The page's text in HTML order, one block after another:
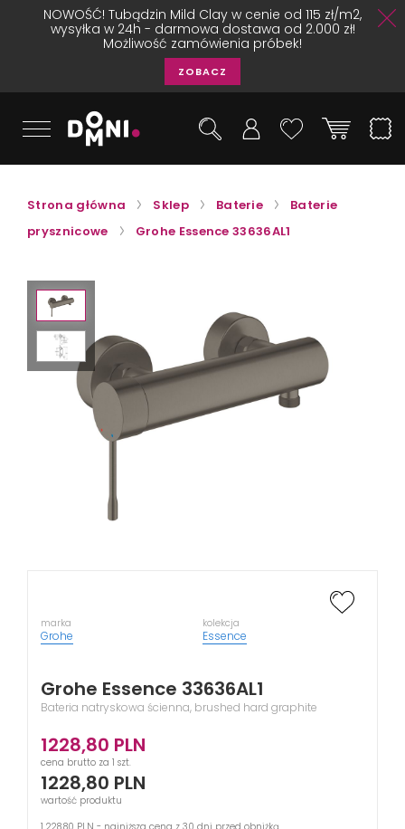
NOWOŚĆ! Tubądzin Mild Clay w cenie od 115 zł/m2,
wysyłka w 24h - darmowa dostawa od 2.000 zł!
Możliwość zamówienia próbek!
ZOBACZ
Strona główna Sklep Baterie
Baterie
prysznicowe
Grohe Essence 33636AL1
marka
Grohe
kolekcja
Essence
Grohe Essence 33636AL1
Bateria natryskowa ścienna, brushed hard graphite
1228,80 PLN
cena brutto za 1 szt.
1228,80 PLN
wartość produktu